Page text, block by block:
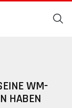
WM-
HABEN